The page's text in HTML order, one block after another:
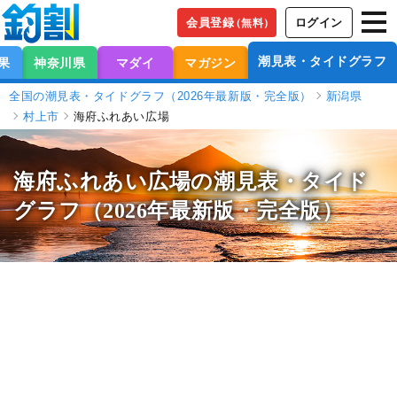
会員登録（無料） ログイン
神奈川県 マダイ マガジン 潮見表・タイドグラフ
全国の潮見表・タイドグラフ（2026年最新版・完全版）
新潟県
村上市
海府ふれあい広場
海府ふれあい広場の潮見表・タイド
グラフ（2026年最新版・完全版）